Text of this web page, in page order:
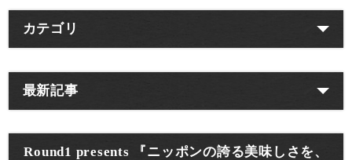
カテゴリ
最新記事
Round1 presents 『ニッポンの誇る美味しさを、